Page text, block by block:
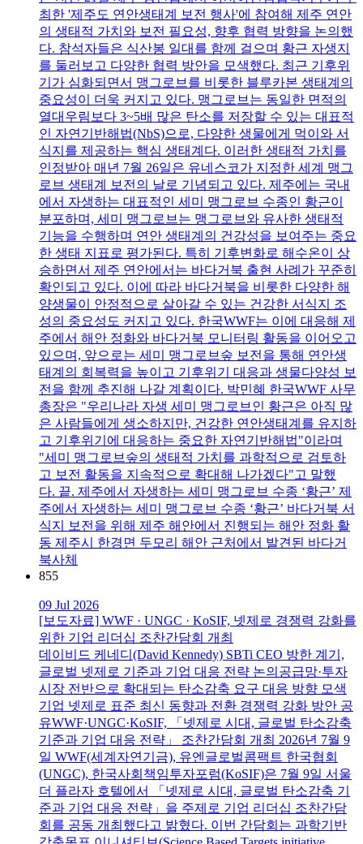
최한 '제주도 연안생태계 보전 행사'에 참여해 제주 연안
의 생태적 가치와 보전 필요성, 향후 협력 방향을 논의했
다. 참석자들은 식산봉 일대를 함께 걸으며 황근 자생지
를 둘러보고 다양한 협력 방안을 모색했다. 최근 기후위
기가 심화되면서 맹그로브를 비롯한 블루카본 생태계의
중요성이 더욱 커지고 있다. 맹그로브는 동일한 면적의
열대우림보다 3~5배 많은 탄소를 저장할 수 있는 대표적
인 자연기반해법(NbS)으로, 다양한 생물에게 먹이와 서
식지를 제공하는 핵심 생태계다. 이러한 생태적 가치를
인정받아 매년 7월 26일은 유네스코가 지정한 세계 맹그
로브 생태계 보전의 날로 기념되고 있다. 제주에는 국내
에서 자생하는 대표적인 세미 맹그로브 수종인 황근이
분포하며, 세미 맹그로브는 맹그로브와 유사한 생태적
기능을 수행하며 연안 생태계의 건강성을 보여주는 중요
한 생태 지표로 평가된다. 특히 기후변화로 해수온이 상
승하면서 제주 연안에서는 바다거북 출현 사례가 꾸준히
확인되고 있다. 이에 따라 바다거북을 비롯한 다양한 해
양생물이 안정적으로 살아갈 수 있는 건강한 서식지 조
성의 중요성도 커지고 있다. 한국WWF는 이에 대응해 제
주에서 해안 정화와 바다거북 모니터링 활동을 이어오고
있으며, 앞으로는 세미 맹그로브숲 보전을 통해 연안생
태계의 회복력을 높이고 기후위기 대응과 생물다양성 보
전을 함께 추진해 나갈 계획이다. 박민혜 한국WWF 사무
총장은 "우리나라 자생 세미 맹그로브인 황근은 아직 많
은 사람들에게 생소하지만, 건강한 연안생태계를 유지하
고 기후위기에 대응하는 중요한 자연기반해법"이라며
"세미 맹그로브숲의 생태적 가치를 과학적으로 검토하
고 보전 활동을 지속적으로 확대해 나가겠다"고 말했
다. 끝. 제주에서 자생하는 세미 맹그로브 수종 ‘황근’ 제
주에서 자생하는 세미 맹그로브 수종 ‘황근’ 바다거북 서
식지 보전을 위해 제주 해안에서 진행되는 해안 정화 활
동 제주시 한경면 두모리 해안 근처에서 발견된 바다거
북사체
855
09 Jul 2026
[보도자료] WWF · UNGC · KoSIF, 넷제로 경쟁력 강화를
위한 기업 리더십 조찬간담회 개최
데이비드 케네디(David Kennedy) SBTi CEO 방한 계기,
글로벌 넷제로 기준과 기업 대응 전략 논의공급망·투자
시장 전반으로 확대되는 탄소감축 요구 대응 방향 모색
기업 넷제로 표준 최신 동향과 전환 경쟁력 강화 방안 공
유WWF·UNGC·KoSIF, 「넷제로 시대, 글로벌 탄소감축
기준과 기업 대응 전략」 조찬간담회 개최 2026년 7월 9
일 WWF(세계자연기금), 유엔글로벌콤팩트 한국협회
(UNGC), 한국사회책임투자포럼(KoSIF)은 7월 9일 서울
더 플라자 호텔에서 「넷제로 시대, 글로벌 탄소감축 기
준과 기업 대응 전략」을 주제로 기업 리더십 조찬간담
회를 공동 개최했다고 밝혔다. 이번 간담회는 과학기반